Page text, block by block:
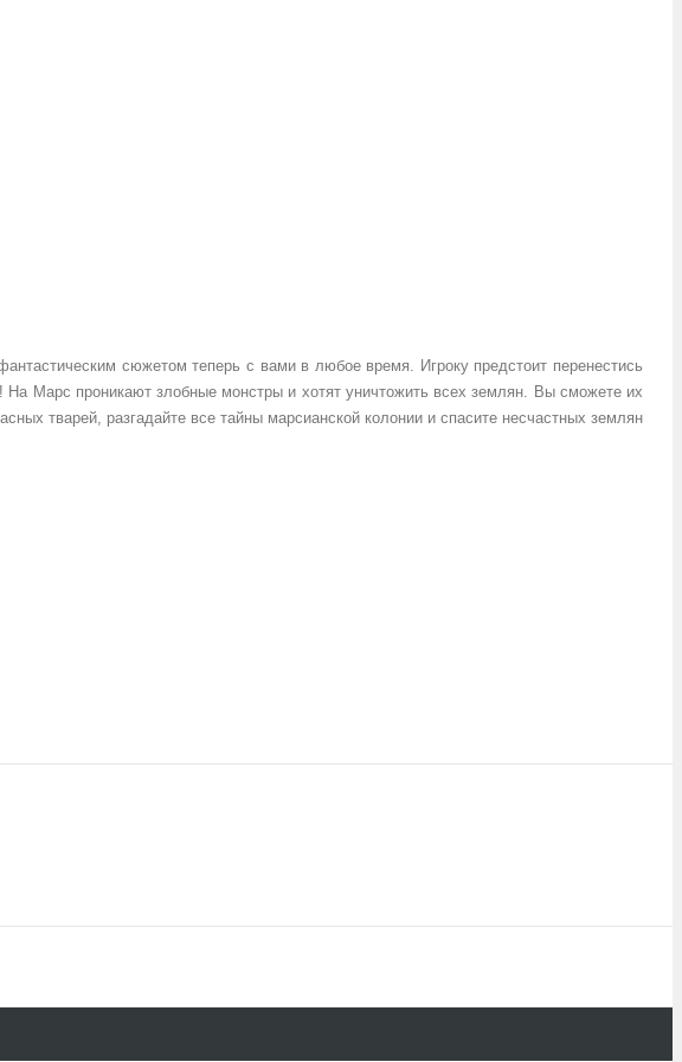
сюжетом теперь с вами в любое время. Игроку предстоит перенестись
Марс проникают злобные монстры и хотят уничтожить всех землян. Вы сможете их
тварей, разгадайте все тайны марсианской колонии и спасите несчастных землян